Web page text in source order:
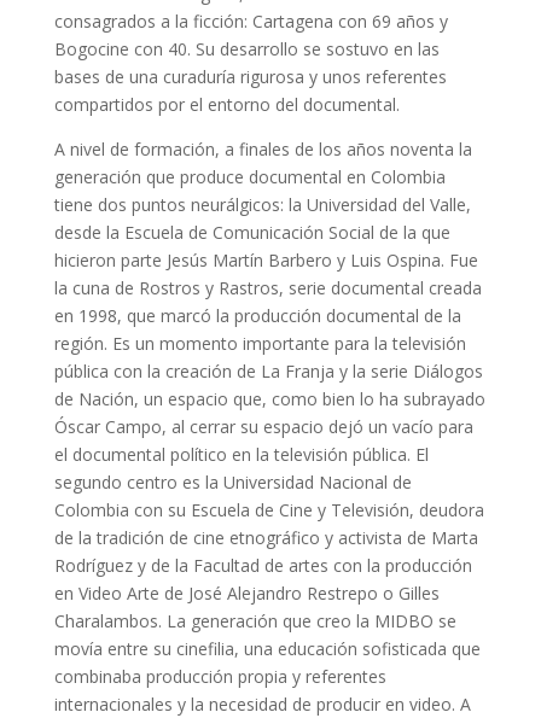
consagrados a la ficción: Cartagena con 69 años y
Bogocine con 40. Su desarrollo se sostuvo en las
bases de una curaduría rigurosa y unos referentes
compartidos por el entorno del documental.
A nivel de formación, a finales de los años noventa la
generación que produce documental en Colombia
tiene dos puntos neurálgicos: la Universidad del Valle,
desde la Escuela de Comunicación Social de la que
hicieron parte Jesús Martín Barbero y Luis Ospina. Fue
la cuna de Rostros y Rastros, serie documental creada
en 1998, que marcó la producción documental de la
región. Es un momento importante para la televisión
pública con la creación de La Franja y la serie Diálogos
de Nación, un espacio que, como bien lo ha subrayado
Óscar Campo, al cerrar su espacio dejó un vacío para
el documental político en la televisión pública. El
segundo centro es la Universidad Nacional de
Colombia con su Escuela de Cine y Televisión, deudora
de la tradición de cine etnográfico y activista de Marta
Rodríguez y de la Facultad de artes con la producción
en Video Arte de José Alejandro Restrepo o Gilles
Charalambos. La generación que creo la MIDBO se
movía entre su cinefilia, una educación sofisticada que
combinaba producción propia y referentes
internacionales y la necesidad de producir en video. A